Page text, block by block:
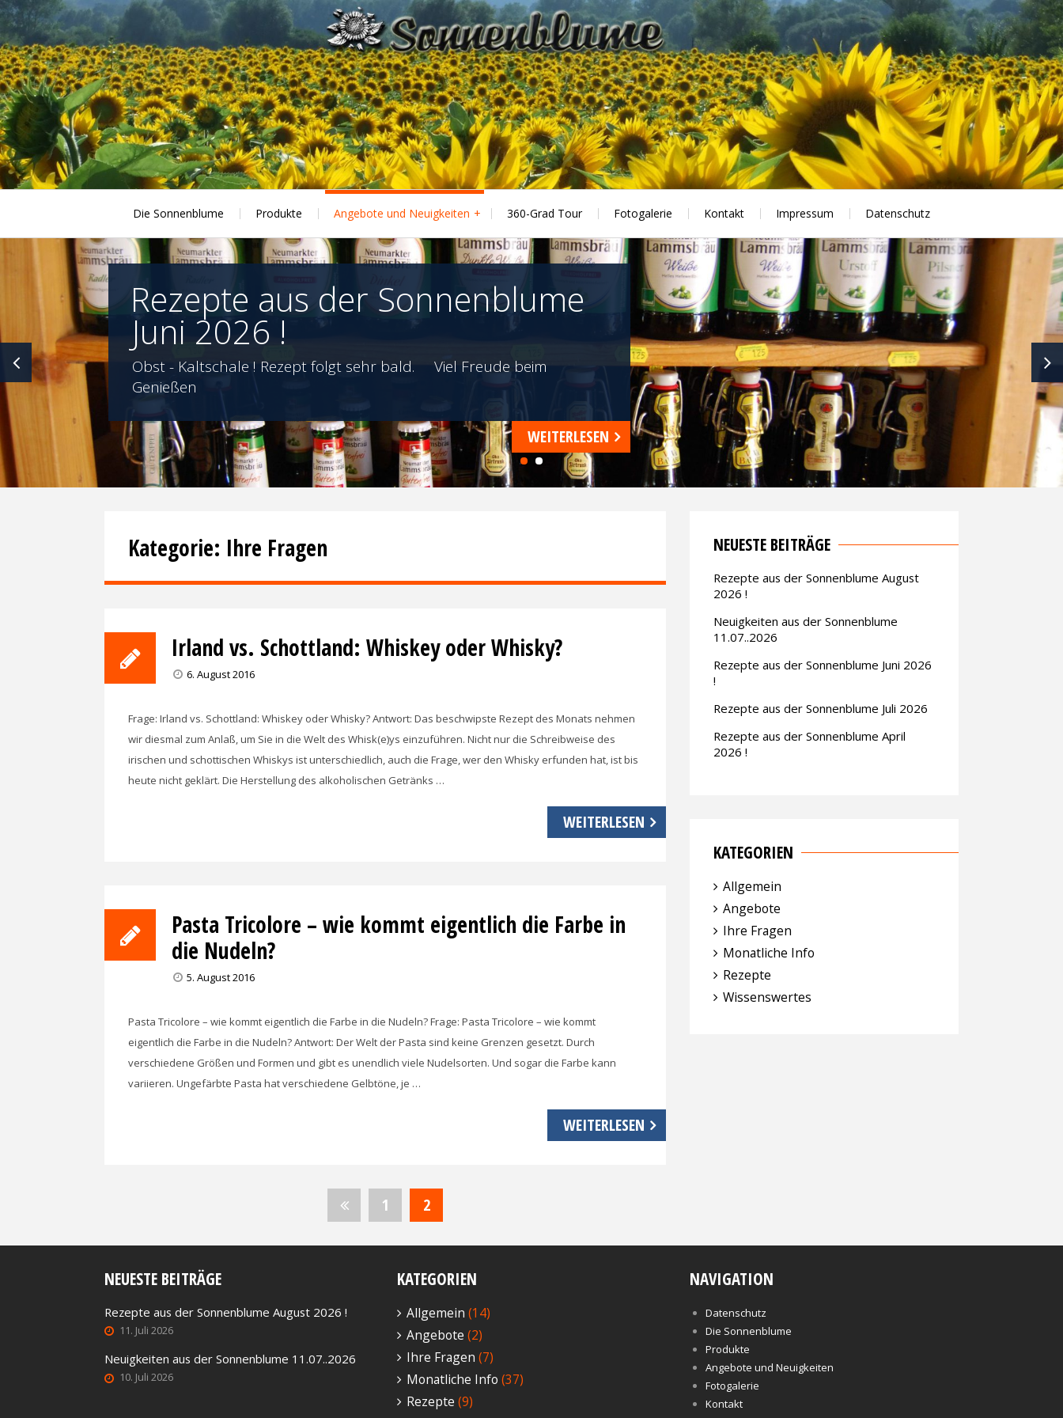
Skip
to
content
Die Sonnenblume Produkte Angebote und Neuigkeiten 360-Grad Tour Fotogalerie Kontakt Impressum Datenschutz
Rezepte aus der Sonnenblume
Juni 2026 !
Obst - Kaltschale ! Rezept folgt sehr bald. Viel Freude beim
Genießen
WEITERLESEN
PREVIOUS
1 2
Kategorie: Ihre Fragen
Irland vs. Schottland: Whiskey oder Whisky?
6. August 2016
Frage: Irland vs. Schottland: Whiskey oder Whisky? Antwort: Das beschwipste Rezept des Monats nehmen
wir diesmal zum Anlaß, um Sie in die Welt des Whisk(e)ys einzuführen. Nicht nur die Schreibweise des
irischen und schottischen Whiskys ist unterschiedlich, auch die Frage, wer den Whisky erfunden hat, ist bis
heute nicht geklärt. Die Herstellung des alkoholischen Getränks …
WEITERLESEN
Pasta Tricolore – wie kommt eigentlich die Farbe in
die Nudeln?
5. August 2016
Pasta Tricolore – wie kommt eigentlich die Farbe in die Nudeln? Frage: Pasta Tricolore – wie kommt
eigentlich die Farbe in die Nudeln? Antwort: Der Welt der Pasta sind keine Grenzen gesetzt. Durch
verschiedene Größen und Formen und gibt es unendlich viele Nudelsorten. Und sogar die Farbe kann
variieren. Ungefärbte Pasta hat verschiedene Gelbtöne, je …
WEITERLESEN
1 2
NEUESTE BEITRÄGE
Rezepte aus der Sonnenblume August
2026 !
Neuigkeiten aus der Sonnenblume
11.07..2026
Rezepte aus der Sonnenblume Juni 2026
!
Rezepte aus der Sonnenblume Juli 2026
Rezepte aus der Sonnenblume April
2026 !
KATEGORIEN
Allgemein
Angebote
Ihre Fragen
Monatliche Info
Rezepte
Wissenswertes
NEUESTE BEITRÄGE
Rezepte aus der Sonnenblume August 2026 !
11. Juli 2026
Neuigkeiten aus der Sonnenblume 11.07..2026
10. Juli 2026
KATEGORIEN
Allgemein (14)
Angebote (2)
Ihre Fragen (7)
Monatliche Info (37)
Rezepte (9)
NAVIGATION
Datenschutz
Die Sonnenblume
Produkte
Angebote und Neuigkeiten
Fotogalerie
Kontakt